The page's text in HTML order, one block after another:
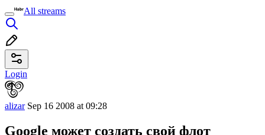
All streams
Login
alizarSep 16 2008 at 09:28
Google может создать свой флот